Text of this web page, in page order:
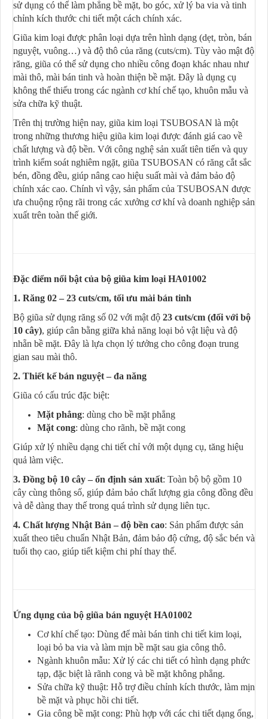
sử dụng có thể làm phẳng bề mặt, bo góc, xử lý ba via và tinh
chỉnh kích thước chi tiết một cách chính xác.
Giũa kim loại được phân loại dựa trên hình dạng (dẹt, tròn, bán
nguyệt, vuông…) và độ thô của răng (cuts/cm). Tùy vào mật độ
răng, giũa có thể sử dụng cho nhiều công đoạn khác nhau như
mài thô, mài bán tinh và hoàn thiện bề mặt. Đây là dụng cụ
không thể thiếu trong các ngành cơ khí chế tạo, khuôn mẫu và
sửa chữa kỹ thuật.
Trên thị trường hiện nay, giũa kim loại TSUBOSAN là một
trong những thương hiệu giũa kim loại được đánh giá cao về
chất lượng và độ bền. Với công nghệ sản xuất tiên tiến và quy
trình kiểm soát nghiêm ngặt, giũa TSUBOSAN có răng cắt sắc
bén, đồng đều, giúp nâng cao hiệu suất mài và đảm bảo độ
chính xác cao. Chính vì vậy, sản phẩm của TSUBOSAN được
ưa chuộng rộng rãi trong các xưởng cơ khí và doanh nghiệp sản
xuất trên toàn thế giới.
Đặc điểm nổi bật của bộ giũa kim loại HA01002
1. Răng 02 – 23 cuts/cm, tối ưu mài bán tinh
Bộ giũa sử dụng răng số 02 với mật độ 23 cuts/cm (đối với bộ
10 cây), giúp cân bằng giữa khả năng loại bỏ vật liệu và độ
nhẵn bề mặt. Đây là lựa chọn lý tưởng cho công đoạn trung
gian sau mài thô.
2. Thiết kế bán nguyệt – đa năng
Giũa có cấu trúc đặc biệt:
Mặt phẳng: dùng cho bề mặt phẳng
Mặt cong: dùng cho rãnh, bề mặt cong
Giúp xử lý nhiều dạng chi tiết chỉ với một dụng cụ, tăng hiệu
quả làm việc.
3. Đồng bộ 10 cây – ổn định sản xuất: Toàn bộ bộ gồm 10
cây cùng thông số, giúp đảm bảo chất lượng gia công đồng đều
và dễ dàng thay thế trong quá trình sử dụng liên tục.
4. Chất lượng Nhật Bản – độ bền cao: Sản phẩm được sản
xuất theo tiêu chuẩn Nhật Bản, đảm bảo độ cứng, độ sắc bén và
tuổi thọ cao, giúp tiết kiệm chi phí thay thế.
Ứng dụng của bộ giũa bán nguyệt HA01002
Cơ khí chế tạo: Dùng để mài bán tinh chi tiết kim loại,
loại bỏ ba via và làm mịn bề mặt sau gia công thô.
Ngành khuôn mẫu: Xử lý các chi tiết có hình dạng phức
tạp, đặc biệt là rãnh cong và bề mặt không phẳng.
Sửa chữa kỹ thuật: Hỗ trợ điều chỉnh kích thước, làm mịn
bề mặt và phục hồi chi tiết.
Gia công bề mặt cong: Phù hợp với các chi tiết dạng ống,